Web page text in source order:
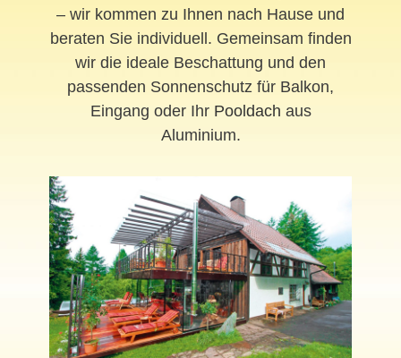
– wir kommen zu Ihnen nach Hause und
beraten Sie individuell. Gemeinsam finden
wir die ideale Beschattung und den
passenden Sonnenschutz für Balkon,
Eingang oder Ihr Pooldach aus
Aluminium.